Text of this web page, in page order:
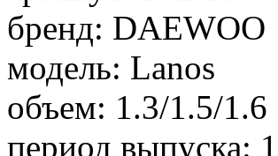
бренд: DAEWOO
модель: Lanos
объем: 1.3/1.5/1.6
период выпуска: